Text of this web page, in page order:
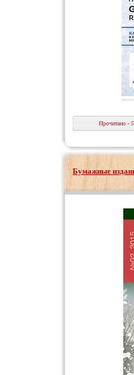
Прочитано -
Бумажные